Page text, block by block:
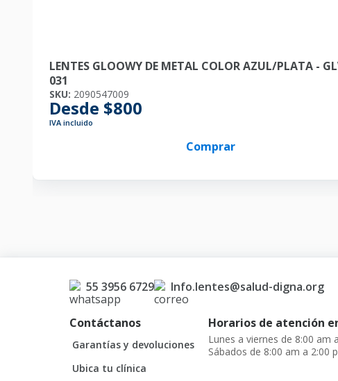
LENTES GLOOWY DE METAL COLOR AZUL/PLATA -
031
SKU: 2090547009
Desde $800
IVA incluido
Comprar
55 3956 6729 Info.lentes@salud-digna.org
Contáctanos
Garantías y devoluciones
Ubica tu clínica
Horarios de atención
Lunes a viernes de 8:00 am
Sábados de 8:00 am a 2:00